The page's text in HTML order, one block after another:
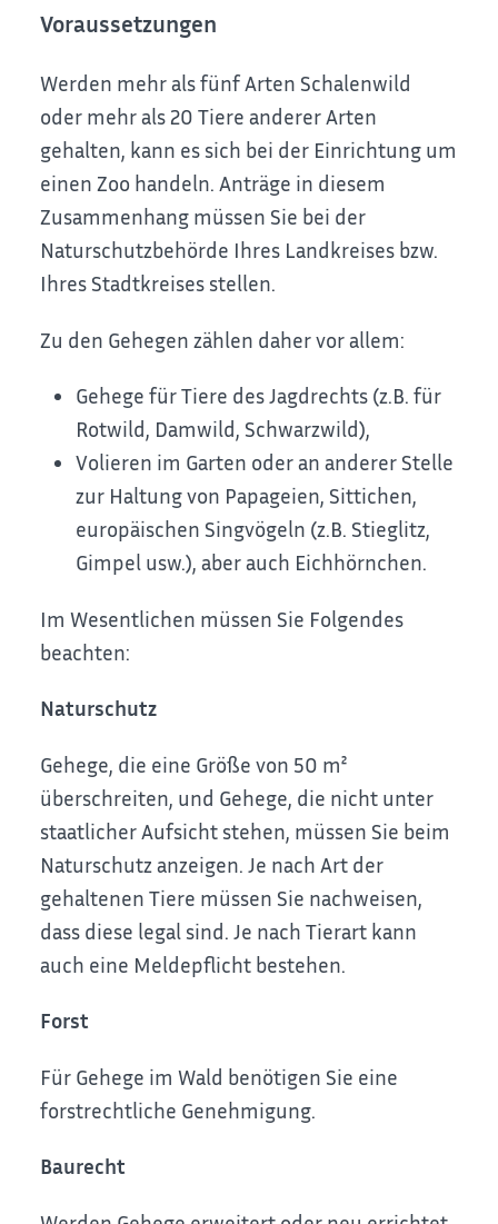
Voraussetzungen
Werden mehr als fünf Arten Schalenwild
oder mehr als 20 Tiere anderer Arten
gehalten, kann es sich bei der Einrichtung um
einen Zoo handeln. Anträge in diesem
Zusammenhang müssen Sie bei der
Naturschutzbehörde Ihres Landkreises bzw.
Ihres Stadtkreises stellen.
Zu den Gehegen zählen daher vor allem:
Gehege für Tiere des Jagdrechts (z.B. für
Rotwild, Damwild, Schwarzwild),
Volieren im Garten oder an anderer Stelle
zur Haltung von Papageien, Sittichen,
europäischen Singvögeln (z.B. Stieglitz,
Gimpel usw.), aber auch Eichhörnchen.
Im Wesentlichen müssen Sie Folgendes
beachten:
Naturschutz
Gehege, die eine Größe von 50 m²
überschreiten, und Gehege, die nicht unter
staatlicher Aufsicht stehen, müssen Sie beim
Naturschutz anzeigen. Je nach Art der
gehaltenen Tiere müssen Sie nachweisen,
dass diese legal sind. Je nach Tierart kann
auch eine Meldepflicht bestehen.
Forst
Für Gehege im Wald benötigen Sie eine
forstrechtliche Genehmigung.
Baurecht